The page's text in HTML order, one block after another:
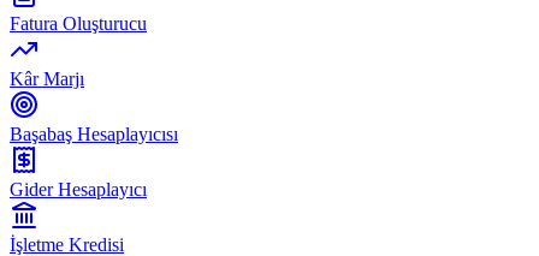
Fatura Oluşturucu
Kâr Marjı
Başabaş Hesaplayıcısı
Gider Hesaplayıcı
İşletme Kredisi